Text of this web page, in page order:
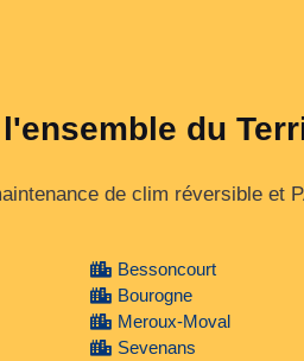
du
de clim réversible et
Bessoncourt
Bourogne
Meroux-Moval
Sevenans